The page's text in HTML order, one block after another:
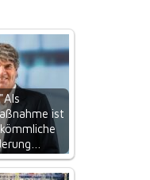
"Als
ist